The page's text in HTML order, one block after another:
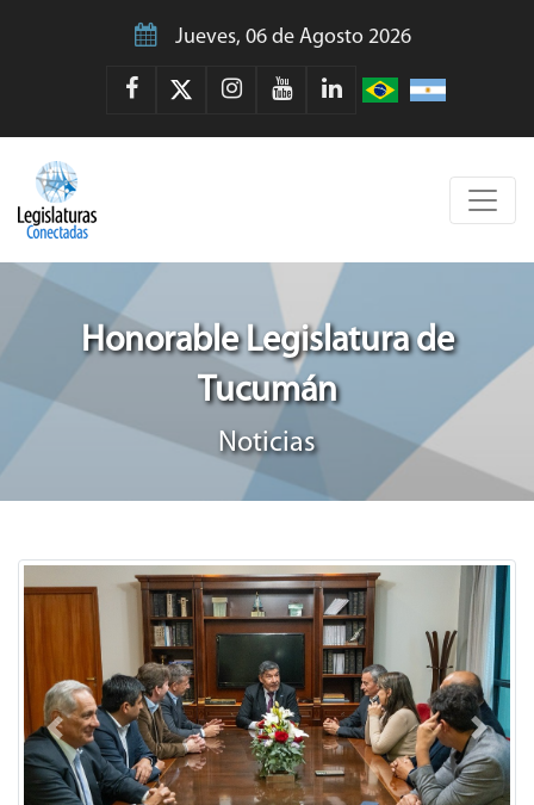
Jueves, 06 de Agosto 2026
Honorable Legislatura de
Tucumán
Noticias
Previous Next